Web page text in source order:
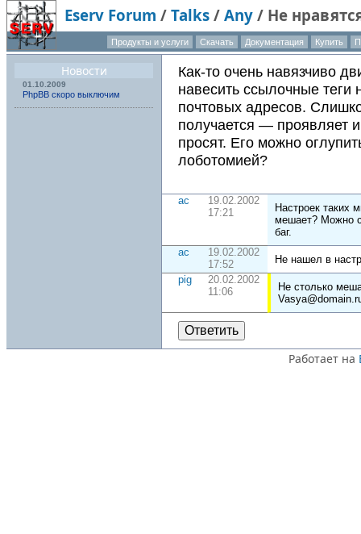
Eserv Forum / Talks / Any / Не
Продукты и услуги Скачать Документация Купить
Новости
01.10.2009
PhpBB скоро выключим
Как-то очень навязчиво
навесить ссылочные
почтовых адресов.
получается — проявляет
просят. Его можно
лоботомией?
ac
19.02.2002
17:21
Настроек таких
мешает? Можно
баг.
ac
19.02.2002
17:52
Не нашел в
pig
20.02.2002
11:06
Не столько
Ответить
Работает на